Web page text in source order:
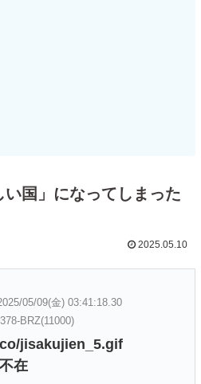
国」になってしまった
2025.05.10
05/09(金) 03:41:18.30
BRZ(11000)
jisakujien_5.gif
在